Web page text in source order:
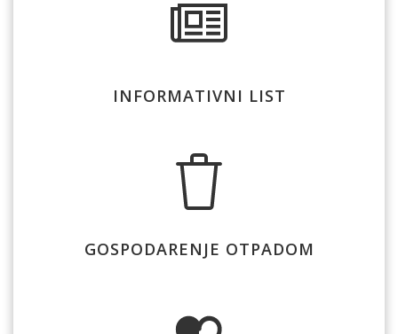
INFORMATIVNI LIST
GOSPODARENJE OTPADOM